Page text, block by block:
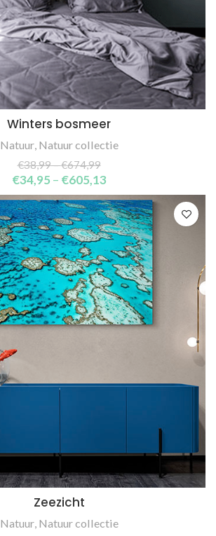
Winters bosmeer
Natuur, Natuur collectie
€38,99–€674,99
€34,95 – €605,13
Zeezicht
Natuur, Natuur collectie